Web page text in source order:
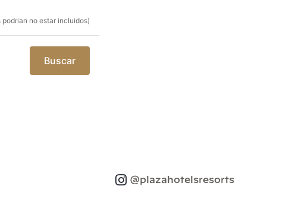
no estar incluidos)
Buscar
@plazahotelsresorts